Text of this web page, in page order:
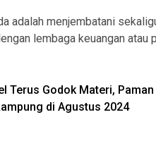
adalah menjembatani
lembaga keuangan atau
Terus Godok Materi, Paman
di Agustus 2024